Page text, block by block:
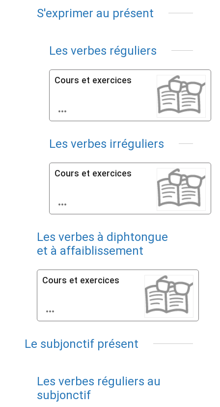
S'exprimer au présent
Les verbes réguliers
Cours et exercices

Les verbes irréguliers
Cours et exercices

Les verbes à diphtongue
et à affaiblissement
Cours et exercices

Le subjonctif présent
Les verbes réguliers au
subjonctif